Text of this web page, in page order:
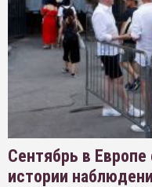
Сентябрь в
истории